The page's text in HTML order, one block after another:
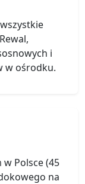
i
w ośrodku.
Polsce (45
na